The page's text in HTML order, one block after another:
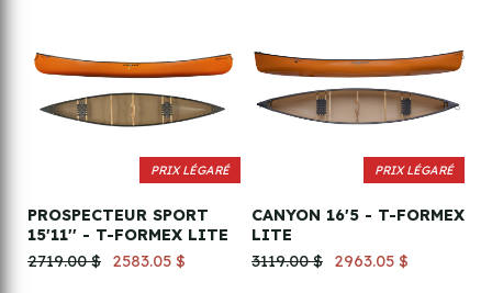
PRIX LÉGARÉ
PROSPECTEUR SPORT
15'11'' - T-FORMEX LITE
2719.00 $
2583.05 $
PRIX LÉGARÉ
CANYON 16'5 - T-FORMEX
LITE
3119.00 $
2963.05 $